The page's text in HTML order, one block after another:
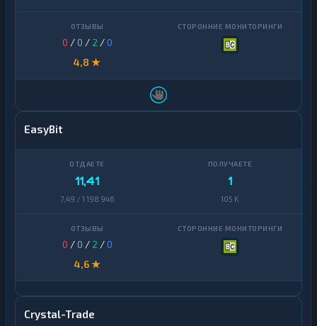
0 / 0 / 2 /0
4,8 ★
EasyBit
11,41
7,49 / 1 198 946
1
105 K
0 / 0 / 2 /0
4,6 ★
Crystal-Trade